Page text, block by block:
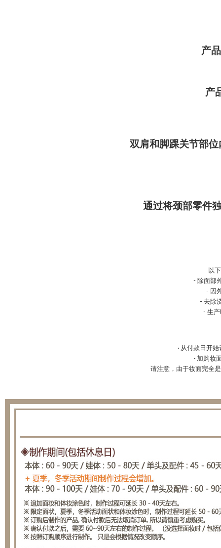
产
产
双肩和脚踝关节部
通过将颈部零件
以
- 除面部
- 因
- 去除
- 生
· 从付款日开
· 加购妆
请注意，由于妆面完全